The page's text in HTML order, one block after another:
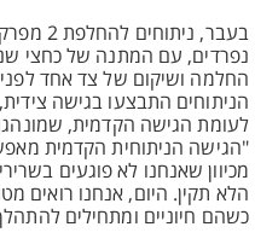
בעבר,
נפרדים, עם המתנה של כחצי
החלמה ושיקום של צד אחד
הניתוחים התבצעו בגישה
לעומת הגישה הקדמית,
"הגישה הניתוחית הקדמית
מכיוון שאנחנו לא פוגעים
הלא תקין. היום, אנחנו רואים
כשהם חיוניים ומתחילים